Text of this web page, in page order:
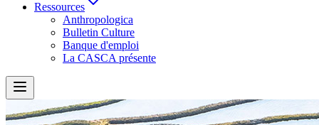
Ressources
Anthropologica
Bulletin Culture
Banque d'emploi
La CASCA présente